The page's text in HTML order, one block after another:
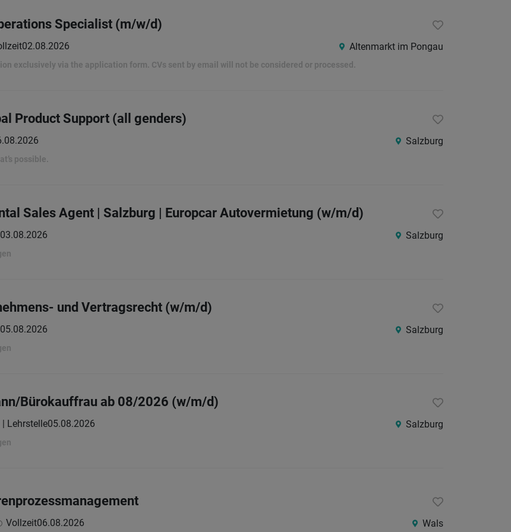
Specialist (m/w/d)
02.08.2026 Altenmarkt im Pongau
exclusively via the application form. CVs sent by email will not be considered or processed.
Product Support (all genders)
Salzburg
possible.
Sales Agent | Salzburg | Europcar Autovermietung (w/m/d)
03.08.2026 Salzburg
und Vertragsrecht (w/m/d)
05.08.2026 Salzburg
Bürokauffrau ab 08/2026 (w/m/d)
Lehrstelle05.08.2026 Salzburg
Vollzeit06.08.2026 Wals